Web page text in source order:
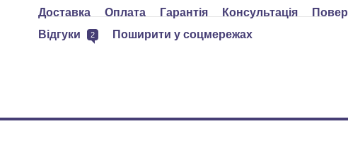
Доставка Оплата Гарантія Консультація
Відгуки
2 Поширити у соцмережах